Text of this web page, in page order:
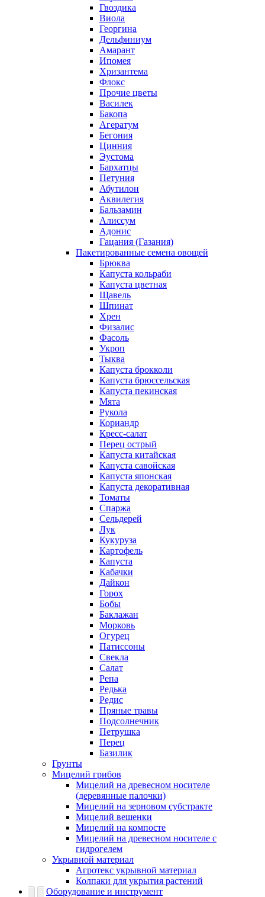
Гвоздика
Виола
Георгина
Дельфиниум
Амарант
Ипомея
Хризантема
Флокс
Прочие цветы
Василек
Бакопа
Агератум
Бегония
Цинния
Эустома
Бархатцы
Петуния
Абутилон
Аквилегия
Бальзамин
Алиссум
Адонис
Гацания (Газания)
Пакетированные семена овощей
Брюква
Капуста кольраби
Капуста цветная
Щавель
Шпинат
Хрен
Физалис
Фасоль
Укроп
Тыква
Капуста брокколи
Капуста брюссельская
Капуста пекинская
Мята
Рукола
Кориандр
Кресс-салат
Перец острый
Капуста китайская
Капуста савойская
Капуста японская
Капуста декоративная
Томаты
Спаржа
Сельдерей
Лук
Кукуруза
Картофель
Капуста
Кабачки
Дайкон
Горох
Бобы
Баклажан
Морковь
Огурец
Патиссоны
Свекла
Салат
Репа
Редька
Редис
Пряные травы
Подсолнечник
Петрушка
Перец
Базилик
Грунты
Мицелий грибов
Мицелий на древесном носителе
(деревянные палочки)
Мицелий на зерновом субстракте
Мицелий вешенки
Мицелий на компосте
Мицелий на древесном носителе с
гидрогелем
Укрывной материал
Агротекс укрывной материал
Колпаки для укрытия растений
Оборудование и инструмент